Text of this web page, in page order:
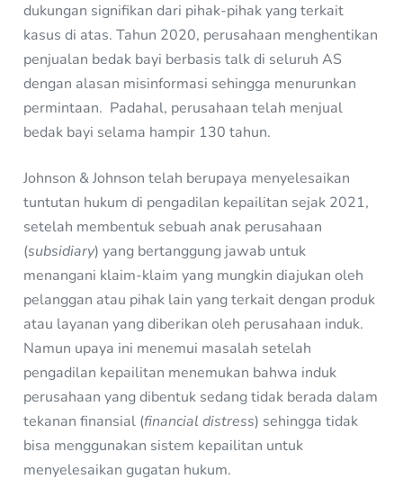
dukungan signifikan dari pihak-pihak yang terkait
kasus di atas. Tahun 2020, perusahaan menghentikan
penjualan bedak bayi berbasis talk di seluruh AS
dengan alasan misinformasi sehingga menurunkan
permintaan. Padahal, perusahaan telah menjual
bedak bayi selama hampir 130 tahun.
Johnson & Johnson telah berupaya menyelesaikan
tuntutan hukum di pengadilan kepailitan sejak 2021,
setelah membentuk sebuah anak perusahaan
(subsidiary) yang bertanggung jawab untuk
menangani klaim-klaim yang mungkin diajukan oleh
pelanggan atau pihak lain yang terkait dengan produk
atau layanan yang diberikan oleh perusahaan induk.
Namun upaya ini menemui masalah setelah
pengadilan kepailitan menemukan bahwa induk
perusahaan yang dibentuk sedang tidak berada dalam
tekanan finansial (financial distress) sehingga tidak
bisa menggunakan sistem kepailitan untuk
menyelesaikan gugatan hukum.